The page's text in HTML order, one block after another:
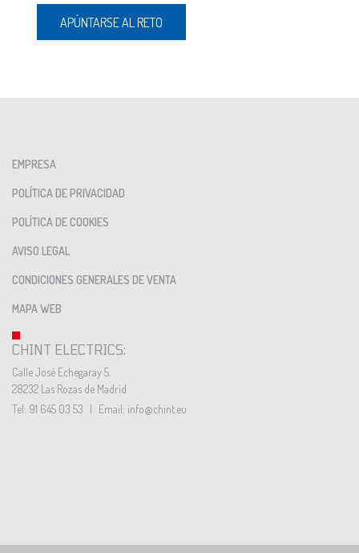
APÚNTARSE AL RETO
EMPRESA
POLÍTICA DE PRIVACIDAD
POLÍTICA DE COOKIES
AVISO LEGAL
CONDICIONES GENERALES DE VENTA
MAPA WEB
CHINT ELECTRICS:
Calle José Echegaray 5.
28232 Las Rozas de Madrid
Tel: 91 645 03 53 | Email: info@chint.eu